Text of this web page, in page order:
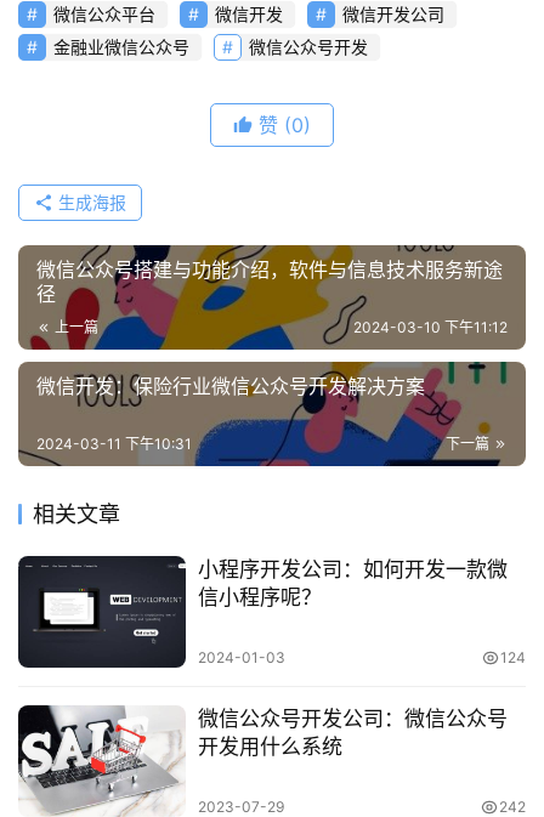
讯
分
问
联
络
微信公众平台
微信开发
微信开发公司
金融业微信公众号
微信公众号开发
赞 (0)
生成海报
微信公众号搭建与功能介绍，软件与信息技术服务新途
径
上一篇 2024-03-10 下午11:12
微信开发：保险行业微信公众号开发解决方案
下一篇
2024-03-11 下午10:31
相关文章
小程序开发公司：如何开发一款微
信小程序呢？
2024-01-03 124
微信公众号开发公司：微信公众号
开发用什么系统
2023-07-29 242